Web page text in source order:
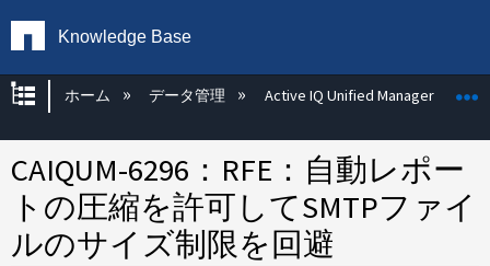
Knowledge Base
グローバル階層を展開/折りたたむ
ホーム データ管理 Active IQ Unified Manager
CAIQUM-6296：RFE：自動レポー
トの圧縮を許可してSMTPファイ
ルのサイズ制限を回避